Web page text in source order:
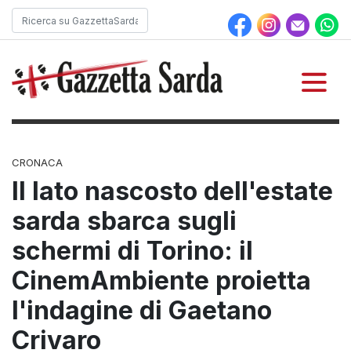
CRONACA
Il lato nascosto dell'estate
sarda sbarca sugli
schermi di Torino: il
CinemAmbiente proietta
l'indagine di Gaetano
Crivaro